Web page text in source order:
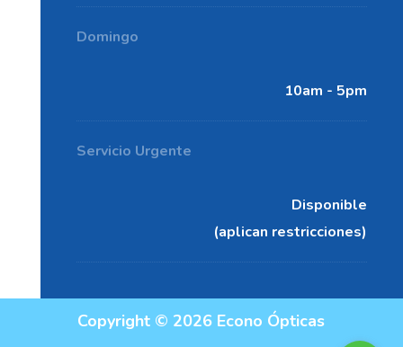
Domingo
10am - 5pm
Servicio Urgente
Disponible
(aplican restricciones)
Copyright © 2026 Econo Ópticas